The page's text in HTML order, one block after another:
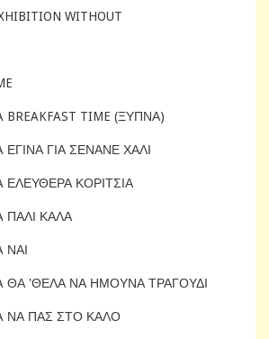
WITHOUT
BREAKFAST TIME (ΞΎΠΝΑ)
ΈΓΙΝΑ ΓΙΑ ΣΈΝΑΝΕ ΧΑΛΊ
ΕΛΕΎΘΕΡΑ ΚΟΡΊΤΣΙΑ
ΠΆΛΙ ΚΑΛΆ
ΝΑΙ
ΘΑ 'ΘΕΛΑ ΝΑ ΉΜΟΥΝΑ ΤΡΑΓΟΎΔΙ
ΝΑ ΠΑΣ ΣΤΟ ΚΑΛΌ